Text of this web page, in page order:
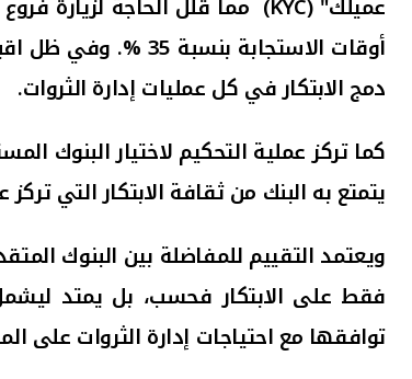
أوقات الاستجابة بنسبة 35%. وفي ظل
دمج الابتكار في كل عمليات إدارة الثروات.
كما تركز عملية التحكيم لاختيار البنوك
يتمتع به البنك من ثقافة الابتكار التي
ويعتمد التقييم للمفاضلة بين البنوك
فقط على الابتكار فحسب، بل يمتد
توافقها مع احتياجات إدارة الثروات على